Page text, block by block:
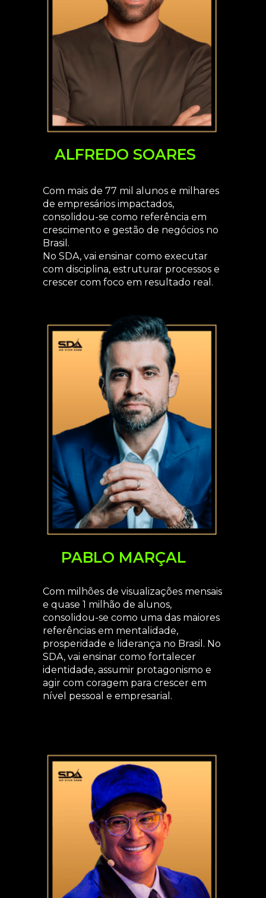
ALFREDO SOARES
Com mais de 77 mil alunos e milhares
de empresários impactados,
consolidou-se como referência em
crescimento e gestão de negócios no
Brasil.
No SDA, vai ensinar como executar
com disciplina, estruturar processos e
crescer com foco em resultado real.
PABLO MARÇAL
Com milhões de visualizações mensais
e quase 1 milhão de alunos,
consolidou-se como uma das maiores
referências em mentalidade,
prosperidade e liderança no Brasil. No
SDA, vai ensinar como fortalecer
identidade, assumir protagonismo e
agir com coragem para crescer em
nível pessoal e empresarial.